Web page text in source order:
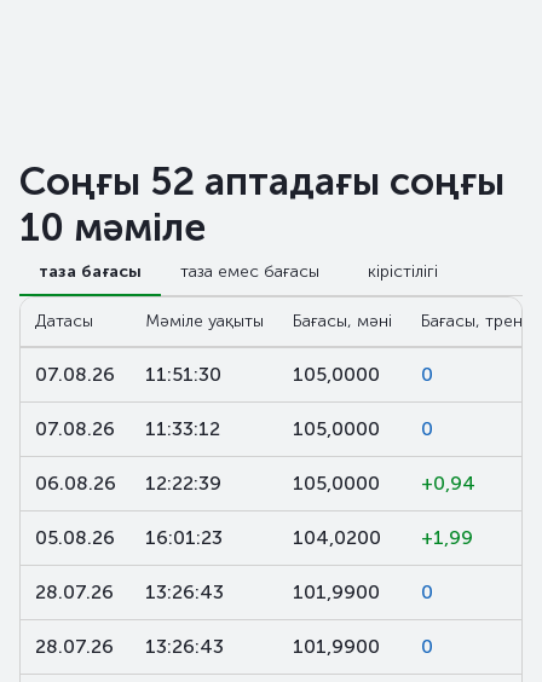
Соңғы 52 аптадағы соңғы
10 мәміле
таза бағасы таза емес бағасы кірістілігі
Датасы Мәміле уақыты Бағасы, мәні Бағасы, тренд,
07.08.26 11:51:30 105,0000 0
07.08.26 11:33:12 105,0000 0
06.08.26 12:22:39 105,0000 +0,94
05.08.26 16:01:23 104,0200 +1,99
28.07.26 13:26:43 101,9900 0
28.07.26 13:26:43 101,9900 0